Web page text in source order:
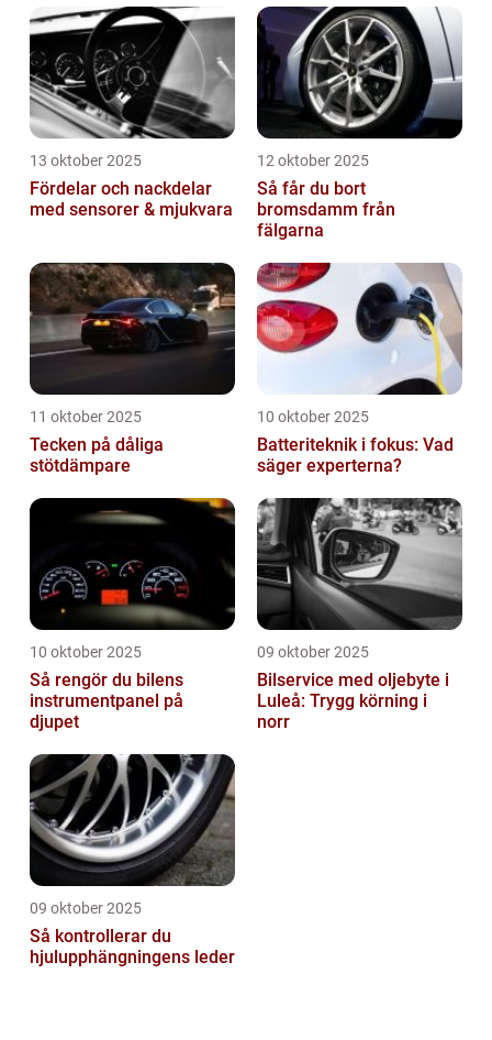
13 oktober 2025
Fördelar och nackdelar
med sensorer & mjukvara
12 oktober 2025
Så får du bort
bromsdamm från
fälgarna
11 oktober 2025
Tecken på dåliga
stötdämpare
10 oktober 2025
Batteriteknik i fokus: Vad
säger experterna?
10 oktober 2025
Så rengör du bilens
instrumentpanel på
djupet
09 oktober 2025
Bilservice med oljebyte i
Luleå: Trygg körning i
norr
09 oktober 2025
Så kontrollerar du
hjulupphängningens leder